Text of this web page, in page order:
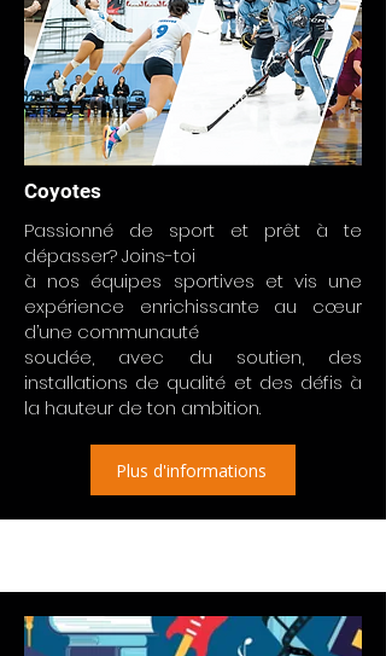
Coyotes
Passionné de sport et prêt à te
dépasser? Joins-toi
à nos équipes sportives et vis une
expérience enrichissante au cœur
d’une communauté
soudée, avec du soutien, des
installations de qualité et des défis à
la hauteur de ton ambition.
Plus d'informations